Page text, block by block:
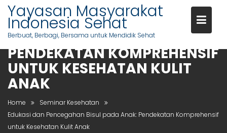
Yayasan Masyarakat
Indonesia Sehat
Berbuat, Berbagi, Bersama untuk Mendidik Sehat
EDUKASI DAN PENCEGAHAN
BISUL PADA ANAK:
PENDEKATAN KOMPREHENSIF
UNTUK KESEHATAN KULIT
ANAK
Home
Seminar Kesehatan
Edukasi dan Pencegahan Bisul pada Anak: Pendekatan Komprehensif
untuk Kesehatan Kulit Anak